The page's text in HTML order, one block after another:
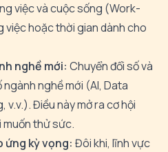
việc và cuộc sống (Work-
hoặc thời gian dành cho
nghề mới: Chuyển đổi số và
nghề mới (AI, Data
v.v.). Điều này mở ra cơ hội
muốn thử sức.
ứng kỳ vọng: Đôi khi, lĩnh vực